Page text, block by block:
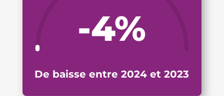
-4%
De baisse entre 2024 et 2023